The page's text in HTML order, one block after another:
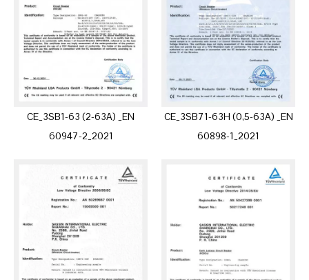
CE_3SB1-63 (2-63A) _EN
60947-2_2021
CE_3SB71-63H (0,5-63A) _EN
60898-1_2021